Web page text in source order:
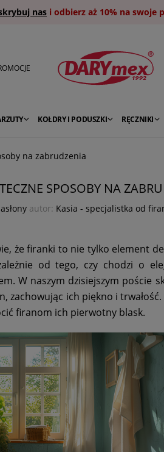
nas i odbierz aż 10% na swoje
KOŁDRY I PODUSZKI RĘCZNIKI
na zabrudzenia
SPOSOBY NA
autor: Kasia - specjalistka od
że firanki to nie tylko element
od tego, czy chodzi o
W naszym dzisiejszym poście
ich piękno i trwałość.
firanom ich pierwotny blask.